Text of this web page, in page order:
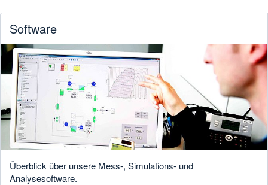
Software
Überblick über unsere Mess-, Simulations- und
Analysesoftware.